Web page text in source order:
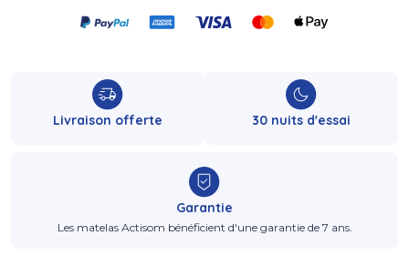
Livraison offerte 30 nuits d'essai
Garantie
Les matelas Actisom bénéficient d'une garantie de 7 ans.